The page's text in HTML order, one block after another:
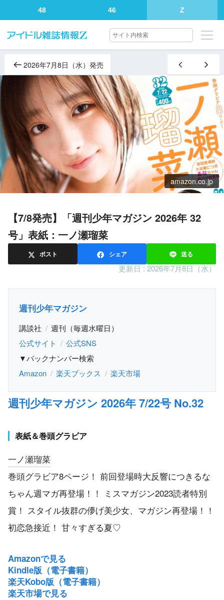
48 46 Z
2026年7月8日（水）発売
amazon.co.jp
【7/8発売】「週刊少年マガジン 2026年 32
号」表紙：一ノ瀬瑠菜
ポスト シェア 送る
更新日 : 2026年7月8日（水）
週刊少年マガジン
講談社
週刊（毎週水曜日）
公式サイト
公式SNS
▼バックナンバー検索
Amazon
楽天ブックス 楽天市場
週刊少年マガジン 2026年 7/22号 No.32
表紙＆巻頭グラビア
一ノ瀬瑠菜
巻頭グラビア8ページ！ 前回登場時大反響につきるな
ちゃん週マガ再登場！！ ミスマガジン2023読者特別
賞！ スタイル抜群の儚げ美少女、マガジン再登場！！
初恋急接近！ 甘々すぎる夏♡
Amazonで見る
Kindle版（電子書籍）
楽天Kobo版（電子書籍）
楽天市場で見る